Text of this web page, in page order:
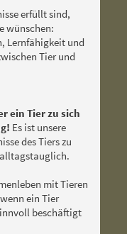
erfüllt sind,
wünschen:
Lernfähigkeit und
Tier und
ein Tier zu sich
Es ist unsere
des Tiers zu
mit Tieren
ein Tier
beschäftigt